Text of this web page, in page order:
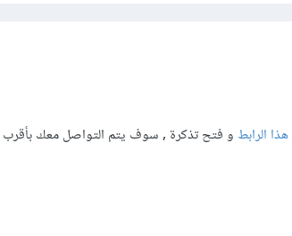
هذا الرابطو فتح تذكرة , سوف يتم التواصل معك